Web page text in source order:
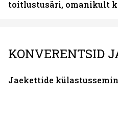
toitlustusäri, omanikult
KONVERENTSID
Jaekettide